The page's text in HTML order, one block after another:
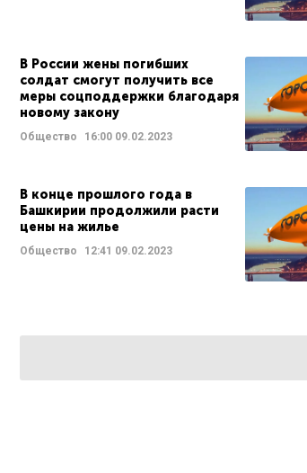
В России жены погибших
солдат смогут получить все
меры соцподдержки благодаря
новому закону
Общество 16:00 09.02.2023
В конце прошлого года в
Башкирии продолжили расти
цены на жилье
Общество 12:41 09.02.2023